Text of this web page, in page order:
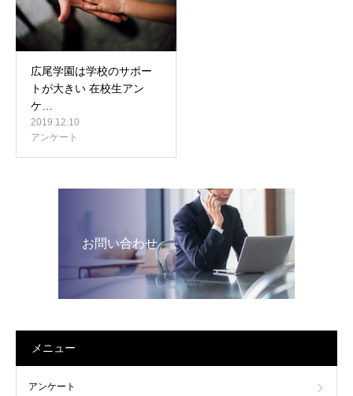
広尾学園は学校のサポー
トが大きい 在校生アン
ケ…
2019.12.10
アンケート
お問い合わせ
メニュー
アンケート